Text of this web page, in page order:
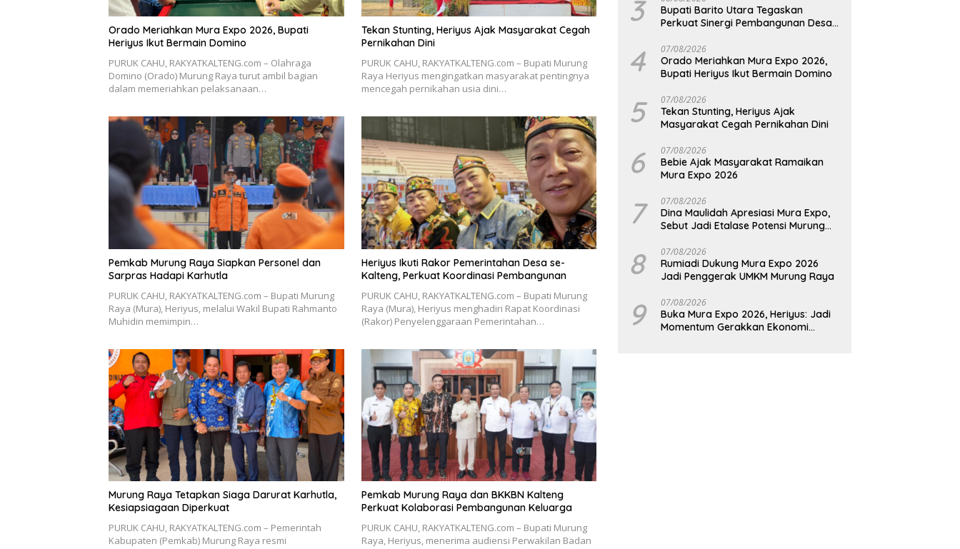
Orado Meriahkan Mura Expo 2026, Bupati
Heriyus Ikut Bermain Domino
PURUK CAHU, RAKYATKALTENG.com – Olahraga
Domino (Orado) Murung Raya turut ambil bagian
dalam memeriahkan pelaksanaan…
Tekan Stunting, Heriyus Ajak Masyarakat Cegah
Pernikahan Dini
PURUK CAHU, RAKYATKALTENG.com – Bupati Murung
Raya Heriyus mengingatkan masyarakat pentingnya
mencegah pernikahan usia dini…
Pemkab Murung Raya Siapkan Personel dan
Sarpras Hadapi Karhutla
PURUK CAHU, RAKYATKALTENG.com – Bupati Murung
Raya (Mura), Heriyus, melalui Wakil Bupati Rahmanto
Muhidin memimpin…
Heriyus Ikuti Rakor Pemerintahan Desa se-
Kalteng, Perkuat Koordinasi Pembangunan
PURUK CAHU, RAKYATKALTENG.com – Bupati Murung
Raya (Mura), Heriyus menghadiri Rapat Koordinasi
(Rakor) Penyelenggaraan Pemerintahan…
Murung Raya Tetapkan Siaga Darurat Karhutla,
Kesiapsiagaan Diperkuat
PURUK CAHU, RAKYATKALTENG.com – Pemerintah
Kabupaten (Pemkab) Murung Raya resmi
Pemkab Murung Raya dan BKKBN Kalteng
Perkuat Kolaborasi Pembangunan Keluarga
PURUK CAHU, RAKYATKALTENG.com – Bupati Murung
Raya, Heriyus, menerima audiensi Perwakilan Badan
3
Bupati Barito Utara Tegaskan
Perkuat Sinergi Pembangunan Desa
Hadapi Potensi Karhutla
4 07/08/2026
Orado Meriahkan Mura Expo 2026,
Bupati Heriyus Ikut Bermain Domino
5 07/08/2026
Tekan Stunting, Heriyus Ajak
Masyarakat Cegah Pernikahan Dini
6 07/08/2026
Bebie Ajak Masyarakat Ramaikan
Mura Expo 2026
7 07/08/2026
Dina Maulidah Apresiasi Mura Expo,
Sebut Jadi Etalase Potensi Murung
8 07/08/2026
Rumiadi Dukung Mura Expo 2026
Jadi Penggerak UMKM Murung Raya
9 07/08/2026
Buka Mura Expo 2026, Heriyus: Jadi
Momentum Gerakkan Ekonomi